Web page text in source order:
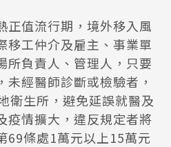
正值流行期，境外移入風
移工仲介及雇主、事業單
所負責人、管理人，只要
經醫師診斷或檢驗者，
衛生所，避免延誤就醫及
疫情擴大，違反規定者將
69條處1萬元以上15萬元